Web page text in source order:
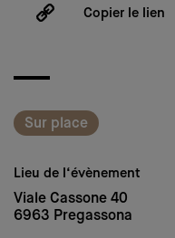
Copier le lien
Sur place
Lieu de l‘évènement
Viale Cassone 40
6963 Pregassona